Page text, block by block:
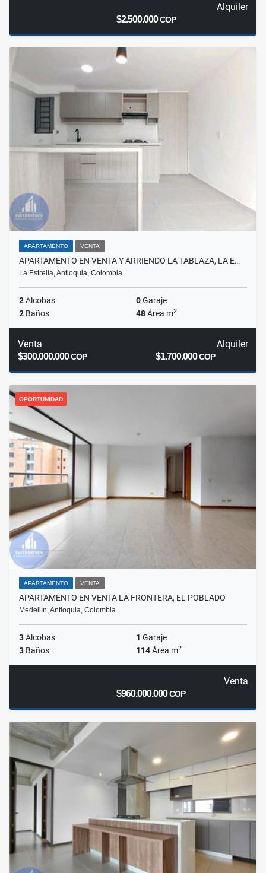
Alquiler
$2.500.000COP
APARTAMENTO VENTA
APARTAMENTO EN VENTA Y ARRIENDO LA TABLAZA, LA E…
La Estrella, Antioquia, Colombia
2Alcobas 0Garaje
2 Baños 48Área m2
Venta
$300.000.000COP
Alquiler
$1.700.000COP
OPORTUNIDAD
APARTAMENTO VENTA
APARTAMENTO EN VENTA LA FRONTERA, EL POBLADO
Medellín, Antioquia, Colombia
3Alcobas 1 Garaje
3 Baños 114Área m2
Venta
$960.000.000COP